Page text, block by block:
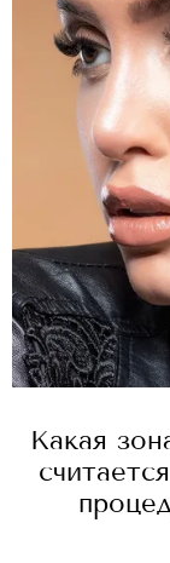
Какая